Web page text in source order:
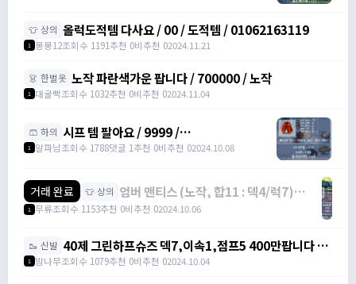
👕 상의 올럭도적템 다사요 / 00 / 도적템 / 01062163119
1 몽몽12조회수 1191추천 0비추천 02024.11.21
👗 한벌옷 노작 파란색가운 팝니다 / 700000 / 노작
1 대굴빡조회수 1032추천 0비추천 02024.11.04
🩳 하의 시프 템 팔아요 / 9999 /
https://open.kakao.com/o/sdQE1skg
1 알파남조회수 1788댓글 1추천 0비추천 02024.10.08
거래 완료 👕 상의 엄버 맨티스 (노작, 합11 : 덱4/럭7)
2500팝니다. / 2500만 /
https://open.kakao.com/o/sJBMMI9e
1 무류조회수 1153추천 0비추천 02024.10.06
🥾 신발 40제 그린하프슈즈 덱7,이속1,점프5 400만팝니다 /
400만 / https://artale.one/post/write?
1 밤나무조회수 1079추천 0비추천 02024.10.04